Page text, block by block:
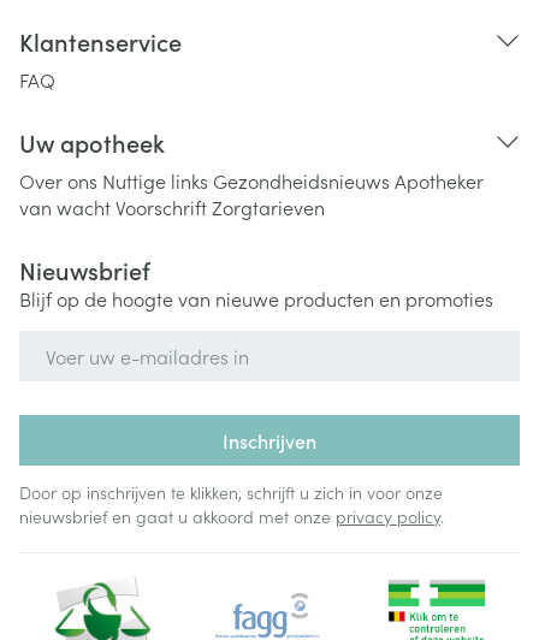
Klantenservice
FAQ
Uw apotheek
Over ons Nuttige links Gezondheidsnieuws Apotheker
van wachtVoorschriftZorgtarieven
Nieuwsbrief
Blijf op de hoogte van nieuwe producten en promoties
Inschrijven
Door op inschrijven te klikken, schrijft u zich in voor onze
nieuwsbrief en gaat u akkoord met onze privacy policy.